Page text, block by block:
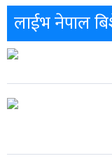
लाईभ नेपाल